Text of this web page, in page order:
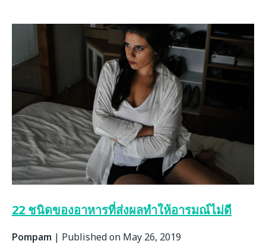
22 ชนิดของอาหารที่ส่งผลทำให้อารมณ์ไม่ดี
Pompam | Published on May 26, 2019